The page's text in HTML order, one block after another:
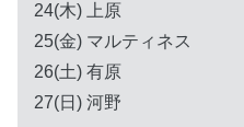
24(木) 上原
25(金) マルティネス
26(土) 有原
27(日) 河野